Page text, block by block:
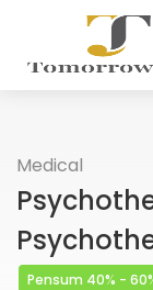
Medical
Pensum 40% -